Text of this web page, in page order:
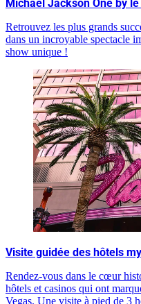
Michaël Jackson One by
Retrouvez les plus grands
dans un incroyable spectacle
show unique !
Visite guidée des hôtels
Rendez-vous dans le cœur
hôtels et casinos qui ont
Vegas. Une visite à pied de 3